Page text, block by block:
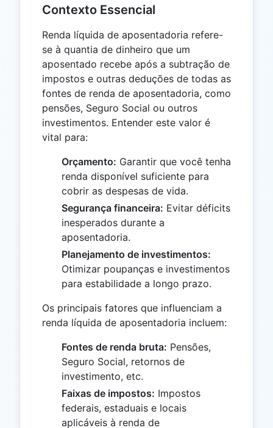
Contexto Essencial
Renda líquida de aposentadoria refere-
se à quantia de dinheiro que um
aposentado recebe após a subtração de
impostos e outras deduções de todas as
fontes de renda de aposentadoria, como
pensões, Seguro Social ou outros
investimentos. Entender este valor é
vital para:
Orçamento: Garantir que você tenha
renda disponível suficiente para
cobrir as despesas de vida.
Segurança financeira: Evitar déficits
inesperados durante a
aposentadoria.
Planejamento de investimentos:
Otimizar poupanças e investimentos
para estabilidade a longo prazo.
Os principais fatores que influenciam a
renda líquida de aposentadoria incluem:
Fontes de renda bruta: Pensões,
Seguro Social, retornos de
investimento, etc.
Faixas de impostos: Impostos
federais, estaduais e locais
aplicáveis à renda de